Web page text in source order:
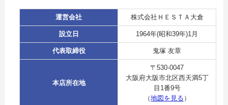
運営会社 株式会社ＨＥＳＴＡ大倉
設立日 1964年(昭和39年)1月
代表取締役 鬼塚 友章
本店所在地
〒530-0047
大阪府大阪市北区西天満5丁
目1番9号
（地図を見る ）